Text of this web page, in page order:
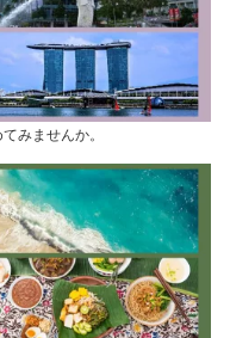
みませんか。